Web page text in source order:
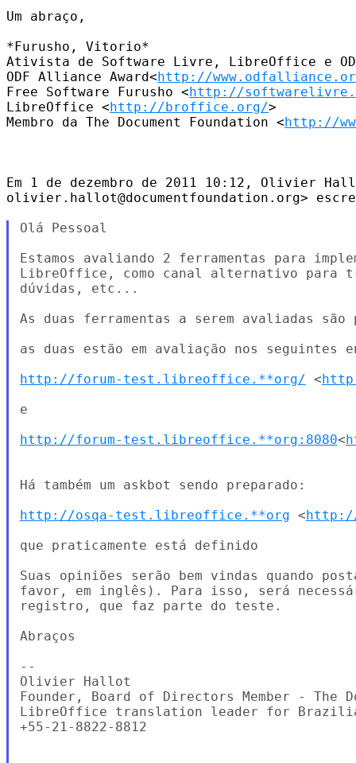
Um abraço,
*Furusho, Vitorio*
Ativista de Software Livre, LibreOffice e
ODF Alliance Award<http://
Free Software Furusho <http://
LibreOffice <http://broffice.org/>
Membro da The Document Foundation <http://
Em 1 de dezembro de 2011 10:12, Olivier
olivier.hallot@documentfoundation.org>
Olá Pessoal
Estamos avaliando 2 ferramentas para
LibreOffice, como canal alternativo para
dúvidas, etc...
As duas ferramentas a serem avaliadas são
as duas estão em avaliação nos seguintes
http://forum-test.libreoffice.**org/ <
e
http://forum-test.libreoffice.**org:8080<
Há também um askbot sendo preparado:
http://osqa-test.libreoffice.**org <
que praticamente está definido
Suas opiniões serão bem vindas quando
favor, em inglês). Para isso, será
registro, que faz parte do teste.
Abraços
--
Olivier Hallot
Founder, Board of Directors Member - The
LibreOffice translation leader for
+55-21-8822-8812